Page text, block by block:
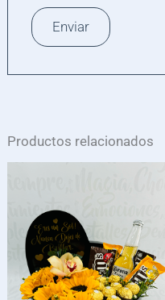
Productos relacionados